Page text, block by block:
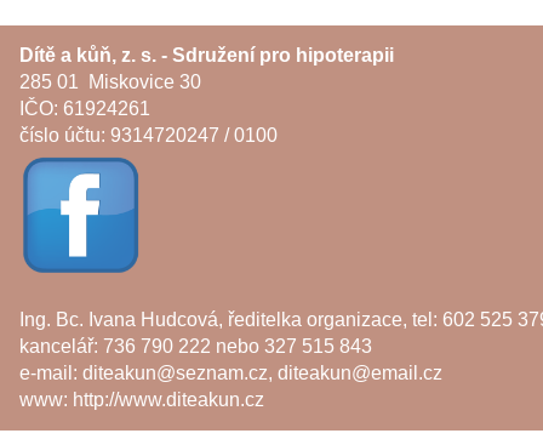
Dítě a kůň, z. s. - Sdružení pro hipoterapii
285 01 Miskovice 30
IČO: 61924261
číslo účtu: 9314720247 / 0100
Ing. Bc. Ivana Hudcová, ředitelka organizace, tel: 602 525
kancelář: 736 790 222 nebo 327 515 843
e-mail: diteakun@seznam.cz, diteakun@email.cz
www: http://www.diteakun.cz